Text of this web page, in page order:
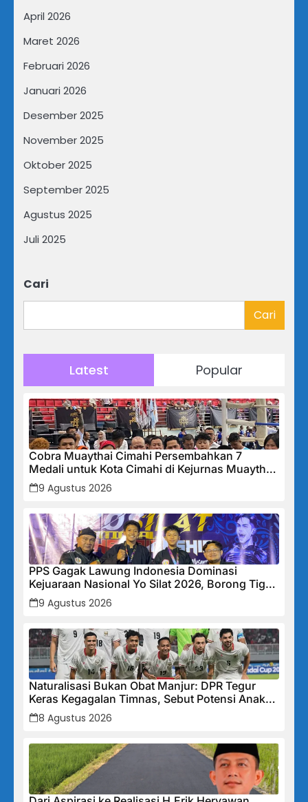
April 2026
Maret 2026
Februari 2026
Januari 2026
Desember 2025
November 2025
Oktober 2025
September 2025
Agustus 2025
Juli 2025
Cari
Cari
Latest Popular
Cobra Muaythai Cimahi Persembahkan 7
Medali untuk Kota Cimahi di Kejurnas Muaythai
Indonesia 2026
9 Agustus 2026
PPS Gagak Lawung Indonesia Dominasi
Kejuaraan Nasional Yo Silat 2026, Borong Tiga
Medali Emas
9 Agustus 2026
Naturalisasi Bukan Obat Manjur: DPR Tegur
Keras Kegagalan Timnas, Sebut Potensi Anak
Bangsa Terabaikan Demi “Jalan Pintas”
8 Agustus 2026